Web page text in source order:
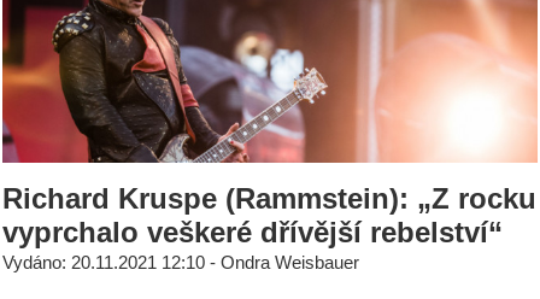
Richard Kruspe (Rammstein): „Z rocku
vyprchalo veškeré dřívější rebelství“
Vydáno: 20.11.2021 12:10 - Ondra Weisbauer